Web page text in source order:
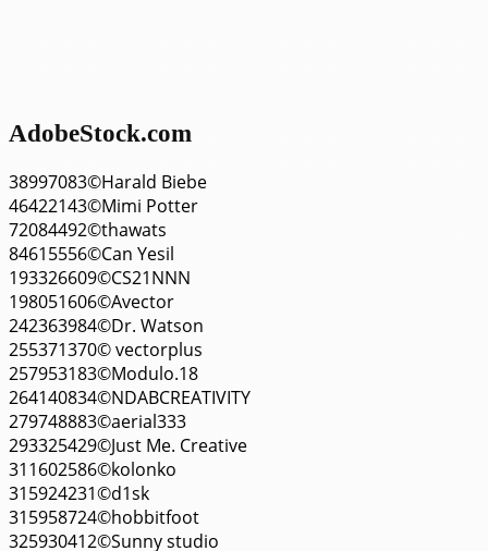
AdobeStock.com
38997083©Harald Biebe
46422143©Mimi Potter
72084492©thawats
84615556©Can Yesil
193326609©CS21NNN
198051606©Avector
242363984©Dr. Watson
255371370© vectorplus
257953183©Modulo.18
264140834©NDABCREATIVITY
279748883©aerial333
293325429©Just Me. Creative
311602586©kolonko
315924231©d1sk
315958724©hobbitfoot
325930412©Sunny studio